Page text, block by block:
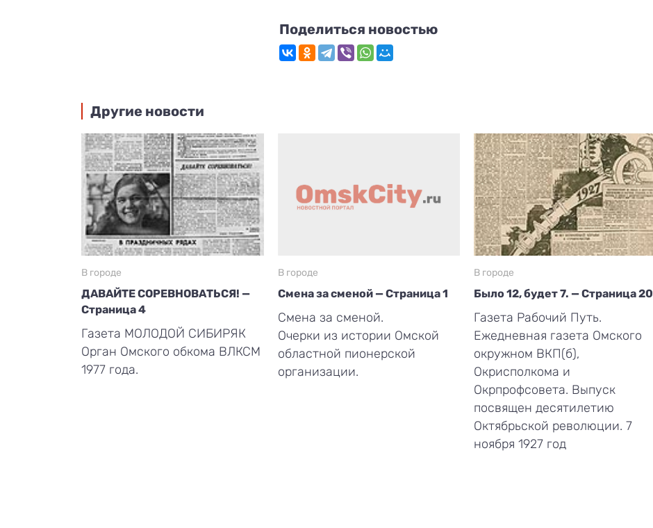
Поделиться новостью
Другие новости
В городе
ДАВАЙТЕ СОРЕВНОВАТЬСЯ! —
Страница 4
Газета МОЛОДОЙ СИБИРЯК
Орган Омского обкома ВЛКСМ
1977 года.
В городе
Смена за сменой — Страница 1
Смена за сменой.
Очерки из истории Омской
областной пионерской
организации.
В городе
Было 12, будет 7. — Страница 20
Газета Рабочий Путь.
Ежедневная газета Омского
окружном ВКП(б),
Окрисполкома и
Окрпрофсовета. Выпуск
посвящен десятилетию
Октябрьской революции. 7
ноября 1927 год